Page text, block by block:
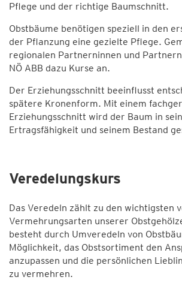
Pflege und der richtige Baumschnitt.
Obstbäume benötigen speziell in den
der Pflanzung eine gezielte Pflege.
regionalen Partnerninnen und
NÖ ABB dazu Kurse an.
Der Erziehungsschnitt beeinflusst
spätere Kronenform. Mit einem
Erziehungsschnitt wird der Baum in
Ertragsfähigkeit und seinem Bestand
Veredelungskurs
Das Veredeln zählt zu den wichtigsten
Vermehrungsarten unserer
besteht durch Umveredeln von
Möglichkeit, das Obstsortiment den
anzupassen und die persönlichen
zu vermehren.